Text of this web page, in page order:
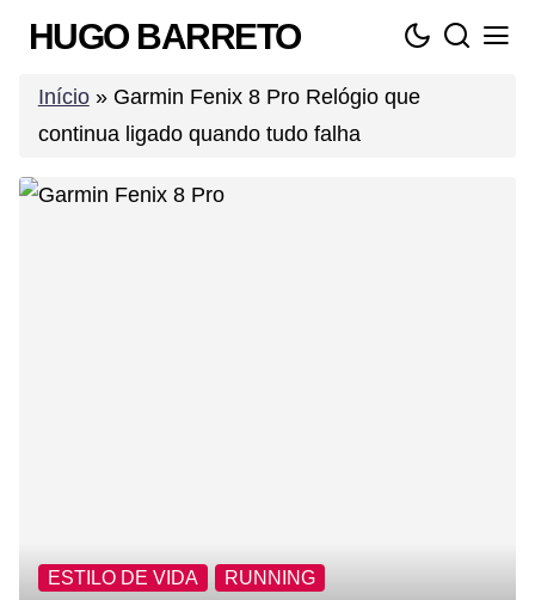
content
HUGO BARRETO
Início» Garmin Fenix 8 Pro Relógio que
continua ligado quando tudo falha
ESTILO DE VIDA RUNNING